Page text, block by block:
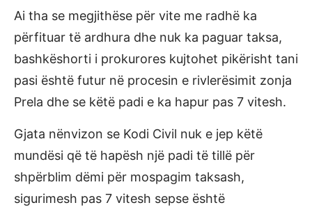
Ai tha se megjithëse për vite me radhë ka
përfituar të ardhura dhe nuk ka paguar taksa,
bashkëshorti i prokurores kujtohet pikërisht tani
pasi është futur në procesin e rivlerësimit zonja
Prela dhe se këtë padi e ka hapur pas 7 vitesh.
Gjata nënvizon se Kodi Civil nuk e jep këtë
mundësi që të hapësh një padi të tillë për
shpërblim dëmi për mospagim taksash,
sigurimesh pas 7 vitesh sepse është